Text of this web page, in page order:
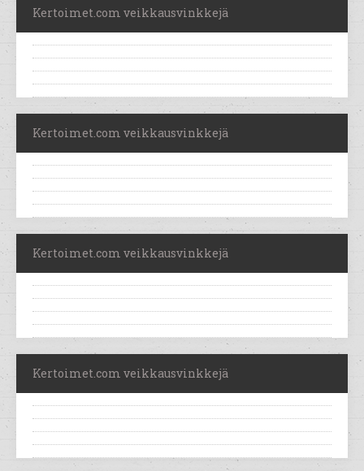
Kertoimet.com veikkausvinkkejä
Kertoimet.com veikkausvinkkejä
Kertoimet.com veikkausvinkkejä
Kertoimet.com veikkausvinkkejä